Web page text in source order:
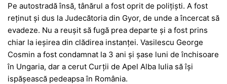
Pe autostradă însă, tânărul a fost oprit de polițiști. A fost
reținut și dus la Judecătoria din Gyor, de unde a încercat să
evadeze. Nu a reușit să fugă prea departe și a fost prins
chiar la ieșirea din clădirea instanței. Vasilescu George
Cosmin a fost condamnat la 3 ani și șase luni de închisoare
în Ungaria, dar a cerut Curții de Apel Alba Iulia să își
ispășească pedeapsa în România.